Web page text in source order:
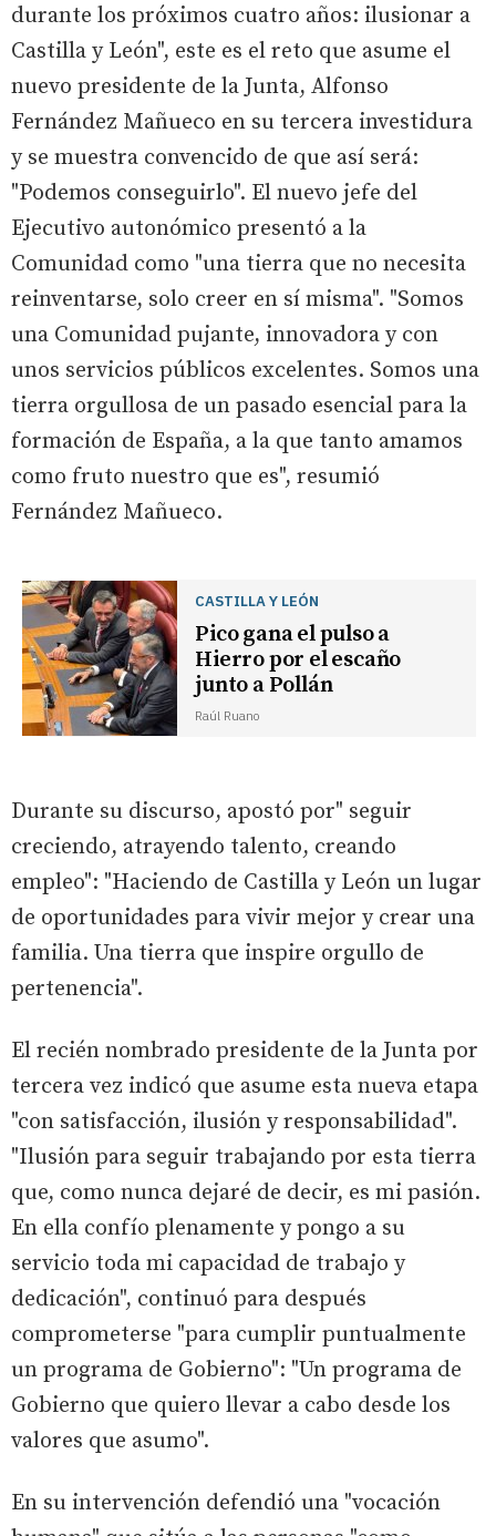
durante los próximos cuatro años: ilusionar a
Castilla y León", este es el reto que asume el
nuevo presidente de la Junta, Alfonso
Fernández Mañueco en su tercera investidura
y se muestra convencido de que así será:
"Podemos conseguirlo". El nuevo jefe del
Ejecutivo autonómico presentó a la
Comunidad como "una tierra que no necesita
reinventarse, solo creer en sí misma". "Somos
una Comunidad pujante, innovadora y con
unos servicios públicos excelentes. Somos una
tierra orgullosa de un pasado esencial para la
formación de España, a la que tanto amamos
como fruto nuestro que es", resumió
Fernández Mañueco.
CASTILLA Y LEÓN
Pico gana el pulso a
Hierro por el escaño
junto a Pollán
Raúl Ruano
Durante su discurso, apostó por" seguir
creciendo, atrayendo talento, creando
empleo": "Haciendo de Castilla y León un lugar
de oportunidades para vivir mejor y crear una
familia. Una tierra que inspire orgullo de
pertenencia".
El recién nombrado presidente de la Junta por
tercera vez indicó que asume esta nueva etapa
"con satisfacción, ilusión y responsabilidad".
"Ilusión para seguir trabajando por esta tierra
que, como nunca dejaré de decir, es mi pasión.
En ella confío plenamente y pongo a su
servicio toda mi capacidad de trabajo y
dedicación", continuó para después
comprometerse "para cumplir puntualmente
un programa de Gobierno": "Un programa de
Gobierno que quiero llevar a cabo desde los
valores que asumo".
En su intervención defendió una "vocación